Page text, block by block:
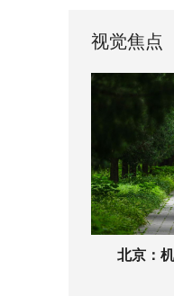
视觉焦点
北京：